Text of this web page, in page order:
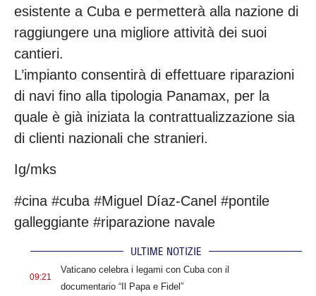
esistente a Cuba e permetterà alla nazione di
raggiungere una migliore attività dei suoi
cantieri.
L’impianto consentirà di effettuare riparazioni
di navi fino alla tipologia Panamax, per la
quale è già iniziata la contrattualizzazione sia
di clienti nazionali che stranieri.
Ig/mks
#cina #cuba #Miguel Díaz-Canel #pontile
galleggiante #riparazione navale
ULTIME NOTIZIE
09:21
Vaticano celebra i legami con Cuba con il
documentario “Il Papa e Fidel”